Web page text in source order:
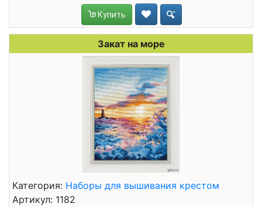
Купить
Закат на море
Категория: Наборы для вышивания крестом
Артикул: 1182